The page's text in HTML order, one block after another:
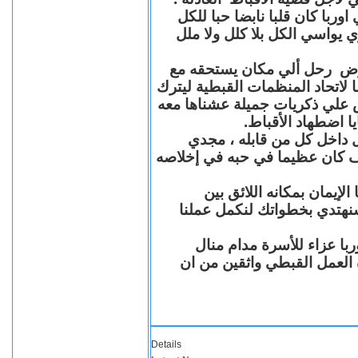
كان قلبا نابضا حبا للكل
يواسي الكل بلا كلل ولا ملل
رحل ألي مكان يستحقه مع
المنظمات القبطية ليترك
علي ذكريات جميلة عشناها معه
اضطهاد الأقباط.
داخل كل من قابله ، مجدي
عظيما في حبه في إخلاصه
بمكانه اللائق بين
بخطواتك لنكمل عملنا
عزاء للأسرة مدام منال
العمل القبطي واثقين من ان
Details